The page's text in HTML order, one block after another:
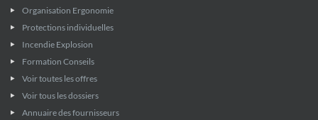
Organisation Ergonomie
Protections individuelles
Incendie Explosion
Formation Conseils
Voir toutes les offres
Voir tous les dossiers
Annuaire des fournisseurs